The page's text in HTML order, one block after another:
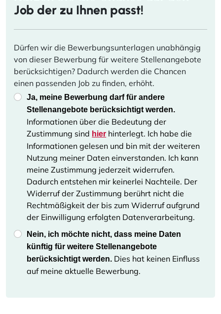
Job der zu Ihnen passt!
Dürfen wir die Bewerbungsunterlagen unabhängig
von dieser Bewerbung für weitere Stellenangebote
berücksichtigen? Dadurch werden die Chancen
einen passenden Job zu finden, erhöht.
Ja, meine Bewerbung darf für andere
Stellenangebote berücksichtigt werden.
Informationen über die Bedeutung der
Zustimmung sind hier hinterlegt. Ich habe die
Informationen gelesen und bin mit der weiteren
Nutzung meiner Daten einverstanden. Ich kann
meine Zustimmung jederzeit widerrufen.
Dadurch entstehen mir keinerlei Nachteile. Der
Widerruf der Zustimmung berührt nicht die
Rechtmäßigkeit der bis zum Widerruf aufgrund
der Einwilligung erfolgten Datenverarbeitung.
Nein, ich möchte nicht, dass meine Daten
künftig für weitere Stellenangebote
berücksichtigt werden. Dies hat keinen Einfluss
auf meine aktuelle Bewerbung.